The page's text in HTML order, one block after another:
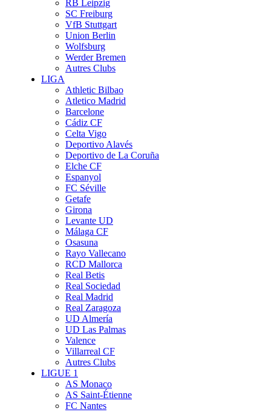
RB Leipzig
SC Freiburg
VfB Stuttgart
Union Berlin
Wolfsburg
Werder Bremen
Autres Clubs
LIGA
Athletic Bilbao
Atletico Madrid
Barcelone
Cádiz CF
Celta Vigo
Deportivo Alavés
Deportivo de La Coruña
Elche CF
Espanyol
FC Séville
Getafe
Girona
Levante UD
Málaga CF
Osasuna
Rayo Vallecano
RCD Mallorca
Real Betis
Real Sociedad
Real Madrid
Real Zaragoza
UD Almería
UD Las Palmas
Valence
Villarreal CF
Autres Clubs
LIGUE 1
AS Monaco
AS Saint-Étienne
FC Nantes